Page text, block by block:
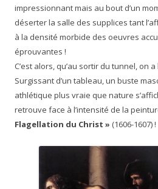
impressionnant mais au bout d’un
déserter la salle des supplices tant
à la densité morbide des oeuvres
éprouvantes !
C’est alors, qu’au sortir du tunnel, on
Surgissant d’un tableau, un buste
athlétique plus vraie que nature
retrouve face à l’intensité de la
Flagellation du Christ » (1606-1607) !